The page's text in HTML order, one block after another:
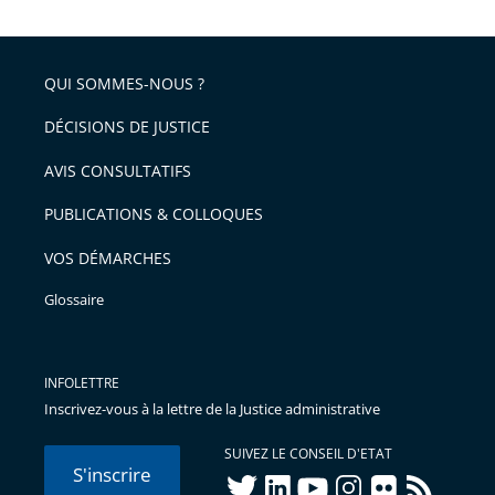
l'article
pour
avant
QUI SOMMES-NOUS ?
DÉCISIONS DE JUSTICE
AVIS CONSULTATIFS
PUBLICATIONS & COLLOQUES
VOS DÉMARCHES
Glossaire
INFOLETTRE
Inscrivez-vous à la lettre de la Justice administrative
S'inscrire
SUIVEZ LE CONSEIL D'ETAT
twitterlinkedInyoutubeinstagram
flickr rss